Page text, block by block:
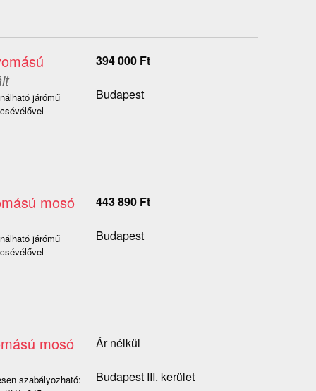
járómű
394 000 Ft
Budapest
mosó
járómű
443 890 Ft
Budapest
mosó
szabályozható:
Ár nélkül
Budapest III. kerület